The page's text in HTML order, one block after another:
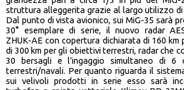
struttura alleggerita grazie al largo utilizzo di
Dal punto di vista avionico, sui MiG-35 sarà
30° esemplare di serie, il nuovo radar
ZHUK-AE con copertura dichiarata di 160 km
di 300 km per gli obiettivi terrestri, radar che
30 bersagli e l’ingaggio simultaneo di
terrestri/navali. Per quanto riguarda il
sui velivoli prodotti in serie esso sarà